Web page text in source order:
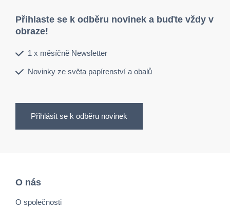
Přihlaste se k odběru novinek a buďte vždy v
obraze!
1 x měsíčně Newsletter
Novinky ze světa papírenství a obalů
Přihlásit se k odběru novinek
O nás
O společnosti